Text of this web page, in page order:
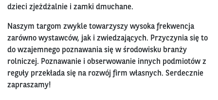
dzieci zjeżdżalnie i zamki dmuchane.
Naszym targom zwykle towarzyszy wysoka frekwencja
zarówno wystawców, jak i zwiedzających. Przyczynia się to
do wzajemnego poznawania się w środowisku branży
rolniczej. Poznawanie i obserwowanie innych podmiotów z
reguły przekłada się na rozwój firm własnych. Serdecznie
zapraszamy!